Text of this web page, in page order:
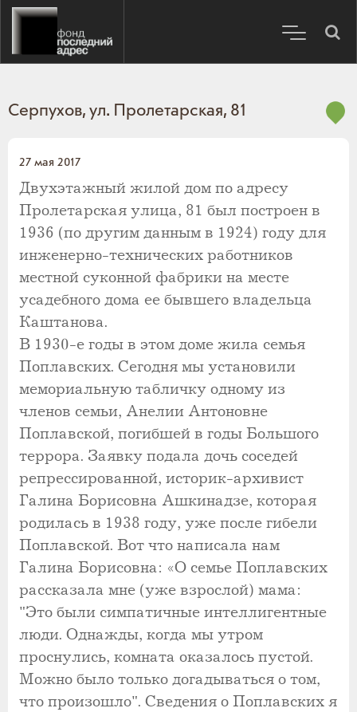
Серпухов, ул. Пролетарская, 81
27 мая 2017
Двухэтажный жилой дом по адресу
Пролетарская улица, 81 был построен в
1936 (по другим данным в 1924) году для
инженерно-технических работников
местной суконной фабрики на месте
усадебного дома ее бывшего владельца
Каштанова.
В 1930-е годы в этом доме жила семья
Поплавских. Сегодня мы установили
мемориальную табличку одному из
членов семьи, Анелии Антоновне
Поплавской, погибшей в годы Большого
террора. Заявку подала дочь соседей
репрессированной, историк-архивист
Галина Борисовна Ашкинадзе, которая
родилась в 1938 году, уже после гибели
Поплавской. Вот что написала нам
Галина Борисовна: «О семье Поплавских
рассказала мне (уже взрослой) мама:
"Это были симпатичные интеллигентные
люди. Однажды, когда мы утром
проснулись, комната оказалось пустой.
Можно было только догадываться о том,
что произошло". Сведения о Поплавских я